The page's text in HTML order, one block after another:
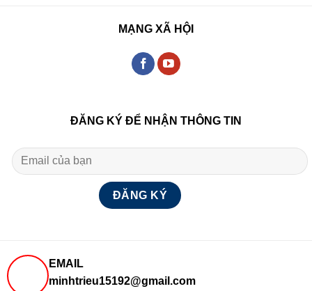
MẠNG XÃ HỘI
ĐĂNG KÝ ĐỂ NHẬN THÔNG TIN
EMAIL
minhtrieu15192@gmail.com